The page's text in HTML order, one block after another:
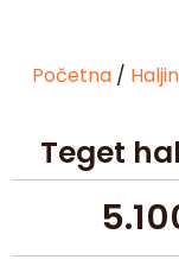
Početna/
Teget